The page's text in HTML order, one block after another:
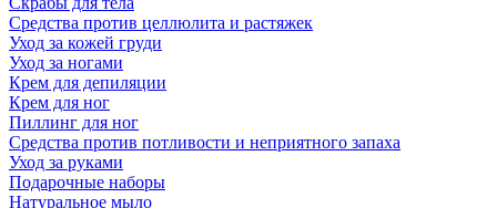
Средства против целлюлита и растяжек
Уход за кожей груди
Уход за ногами
Крем для депиляции
Крем для ног
Пиллинг для ног
Средства против потливости и неприятного запаха
Уход за руками
Подарочные наборы
Натуральное мыло